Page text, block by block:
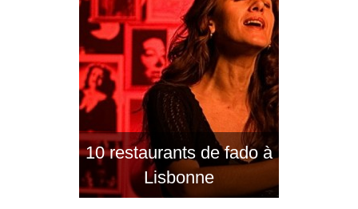
10 restaurants de fado à
Lisbonne